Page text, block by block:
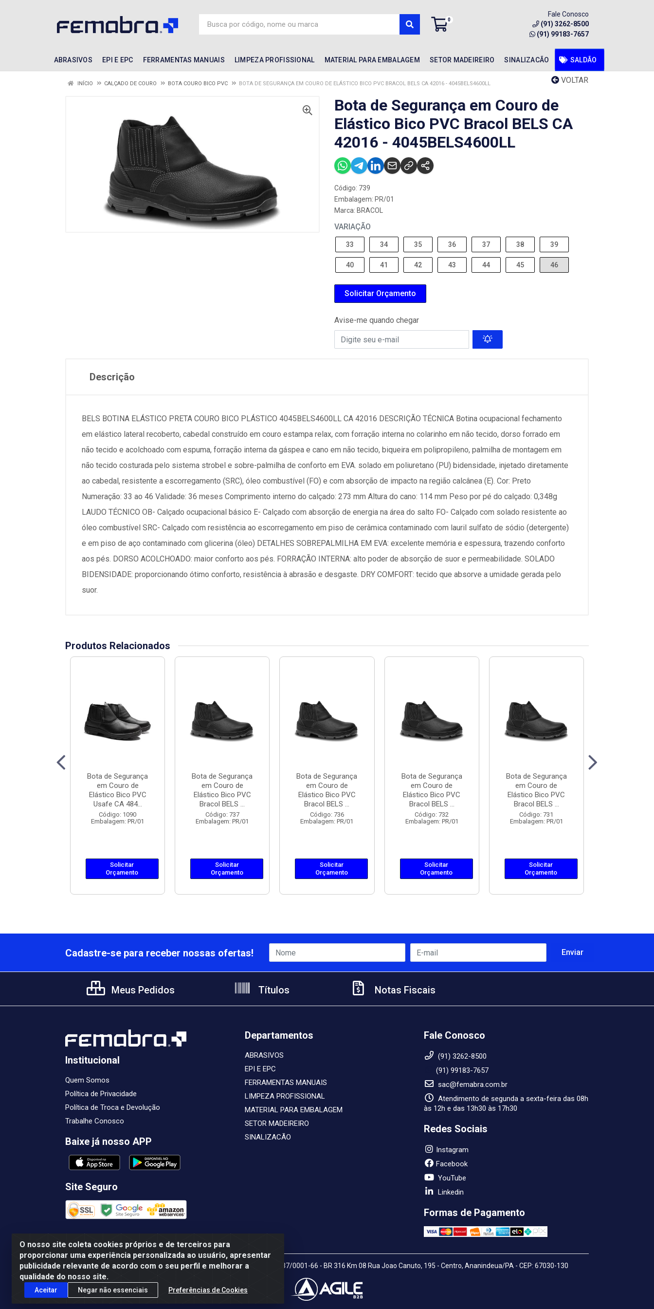
0
Fale Conosco
(91) 3262-8500
(91) 99183-7657
ABRASIVOS EPI E EPC FERRAMENTAS MANUAIS LIMPEZA PROFISSIONAL MATERIAL PARA EMBALAGEM SETOR MADEIREIRO SINALIZACÃO SALDÃO
VOLTAR
INÍCIO CALÇADO DE COURO BOTA COURO BICO PVC BOTA DE SEGURANÇA EM COURO DE ELÁSTICO BICO PVC BRACOL BELS CA 42016 - 4045BELS4600LL
Bota de Segurança em Couro de
Elástico Bico PVC Bracol BELS CA
42016 - 4045BELS4600LL
Código: 739
Embalagem: PR/01
Marca: BRACOL
VARIAÇÃO
33 34 35 36 37 38 39
40 41 42 43 44 45 46
Solicitar Orçamento
Avise-me quando chegar
Descrição
BELS BOTINA ELÁSTICO PRETA COURO BICO PLÁSTICO 4045BELS4600LL CA 42016 DESCRIÇÃO TÉCNICA Botina ocupacional fechamento
em elástico lateral recoberto, cabedal construído em couro estampa relax, com forração interna no colarinho em não tecido, dorso forrado em
não tecido e acolchoado com espuma, forração interna da gáspea e cano em não tecido, biqueira em polipropileno, palmilha de montagem em
não tecido costurada pelo sistema strobel e sobre-palmilha de conforto em EVA. solado em poliuretano (PU) bidensidade, injetado diretamente
ao cabedal, resistente a escorregamento (SRC), óleo combustível (FO) e com absorção de impacto na região calcânea (E). Cor: Preto
Numeração: 33 ao 46 Validade: 36 meses Comprimento interno do calçado: 273 mm Altura do cano: 114 mm Peso por pé do calçado: 0,348g
LAUDO TÉCNICO OB- Calçado ocupacional básico E- Calçado com absorção de energia na área do salto FO- Calçado com solado resistente ao
óleo combustível SRC- Calçado com resistência ao escorregamento em piso de cerâmica contaminado com lauril sulfato de sódio (detergente)
e em piso de aço contaminado com glicerina (óleo) DETALHES SOBREPALMILHA EM EVA: excelente memória e espessura, trazendo conforto
aos pés. DORSO ACOLCHOADO: maior conforto aos pés. FORRAÇÃO INTERNA: alto poder de absorção de suor e permeabilidade. SOLADO
BIDENSIDADE: proporcionando ótimo conforto, resistência à abrasão e desgaste. DRY COMFORT: tecido que absorve a umidade gerada pelo
suor.
Produtos Relacionados
Bota de Segurança
em Couro de
Elástico Bico PVC
Usafe CA 484...
Código: 1090
Embalagem: PR/01
Solicitar
Orçamento
Bota de Segurança
em Couro de
Elástico Bico PVC
Bracol BELS ...
Código: 737
Embalagem: PR/01
Solicitar
Orçamento
Bota de Segurança
em Couro de
Elástico Bico PVC
Bracol BELS ...
Código: 736
Embalagem: PR/01
Solicitar
Orçamento
Bota de Segurança
em Couro de
Elástico Bico PVC
Bracol BELS ...
Código: 732
Embalagem: PR/01
Solicitar
Orçamento
Bota de Segurança
em Couro de
Elástico Bico PVC
Bracol BELS ...
Código: 731
Embalagem: PR/01
Solicitar
Orçamento
O nosso site coleta cookies próprios e de terceiros para
proporcionar uma experiência personalizada ao usuário, apresentar
publicidade relevante de acordo com o seu perfil e melhorar a
qualidade do nosso site.
Aceitar Negar não essenciais Preferências de Cookies
Cadastre-se para receber nossas ofertas!
Meus Pedidos Títulos Notas Fiscais
Institucional
Quem Somos
Política de Privacidade
Política de Troca e Devolução
Trabalhe Conosco
Baixe já nosso APP
Site Seguro
Departamentos
ABRASIVOS
EPI E EPC
FERRAMENTAS MANUAIS
LIMPEZA PROFISSIONAL
MATERIAL PARA EMBALAGEM
SETOR MADEIREIRO
SINALIZACÃO
Fale Conosco
(91) 3262-8500
(91) 99183-7657
sac@femabra.com.br
Atendimento de segunda a sexta-feira das 08h
às 12h e das 13h30 às 17h30
Redes Sociais
Instagram
Facebook
YouTube
Linkedin
Formas de Pagamento
Femabra Comercio de Ferramentas e Maquinas LTDA - 07.772.337/0001-66 - BR 316 Km 08 Rua Joao Canuto, 195 - Centro, Ananindeua/PA - CEP: 67030-130